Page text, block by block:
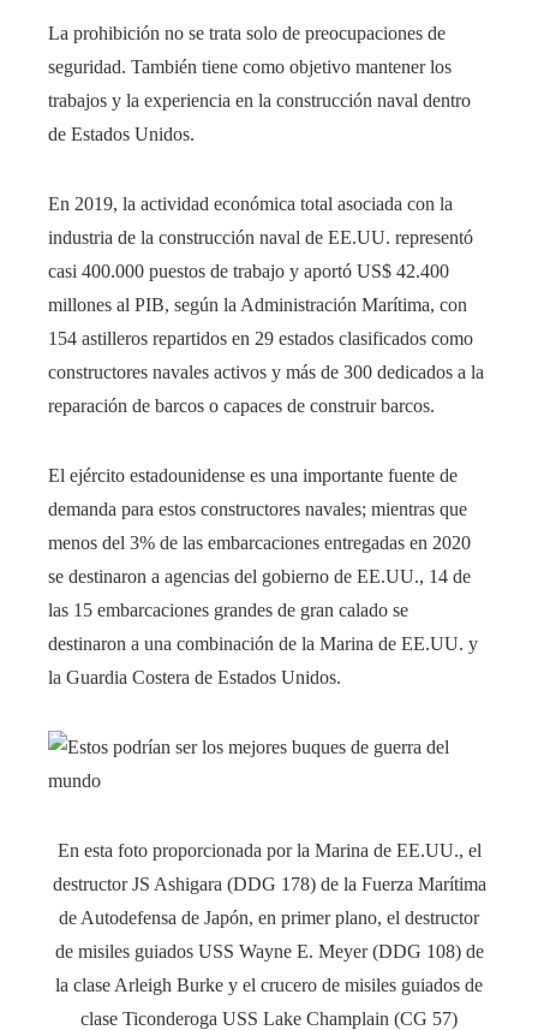
La prohibición no se trata solo de preocupaciones de
seguridad. También tiene como objetivo mantener los
trabajos y la experiencia en la construcción naval dentro
de Estados Unidos.
En 2019, la actividad económica total asociada con la
industria de la construcción naval de EE.UU. representó
casi 400.000 puestos de trabajo y aportó US$ 42.400
millones al PIB, según la Administración Marítima, con
154 astilleros repartidos en 29 estados clasificados como
constructores navales activos y más de 300 dedicados a la
reparación de barcos o capaces de construir barcos.
El ejército estadounidense es una importante fuente de
demanda para estos constructores navales; mientras que
menos del 3% de las embarcaciones entregadas en 2020
se destinaron a agencias del gobierno de EE.UU., 14 de
las 15 embarcaciones grandes de gran calado se
destinaron a una combinación de la Marina de EE.UU. y
la Guardia Costera de Estados Unidos.
En esta foto proporcionada por la Marina de EE.UU., el
destructor JS Ashigara (DDG 178) de la Fuerza Marítima
de Autodefensa de Japón, en primer plano, el destructor
de misiles guiados USS Wayne E. Meyer (DDG 108) de
la clase Arleigh Burke y el crucero de misiles guiados de
clase Ticonderoga USS Lake Champlain (CG 57)